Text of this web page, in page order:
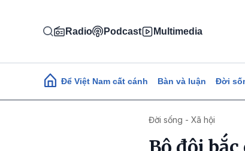
Radio Podcast Multimedia
Main navigation
Để Việt Nam cất cánh Bàn và luận Đời
Đời sống - Xã hội